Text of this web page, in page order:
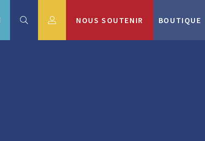
NOUS SOUTENIR BOUTIQUE